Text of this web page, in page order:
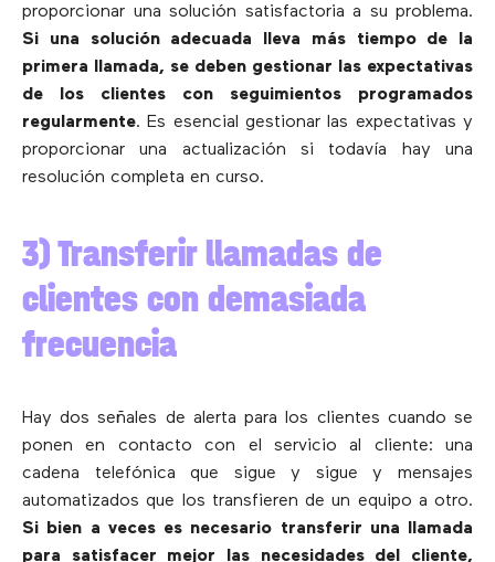
proporcionar una solución satisfactoria a su problema.
Si una solución adecuada lleva más tiempo de la
primera llamada, se deben gestionar las expectativas
de los clientes con seguimientos programados
regularmente. Es esencial gestionar las expectativas y
proporcionar una actualización si todavía hay una
resolución completa en curso.
3) Transferir llamadas de
clientes con demasiada
frecuencia
Hay dos señales de alerta para los clientes cuando se
ponen en contacto con el servicio al cliente: una
cadena telefónica que sigue y sigue y mensajes
automatizados que los transfieren de un equipo a otro.
Si bien a veces es necesario transferir una llamada
para satisfacer mejor las necesidades del cliente,